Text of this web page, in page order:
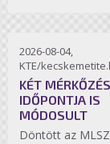
2026-08-04,
KTE/
KÉT MÉRKŐZÉS
IDŐPONTJA IS
MÓDOSULT
Döntött az